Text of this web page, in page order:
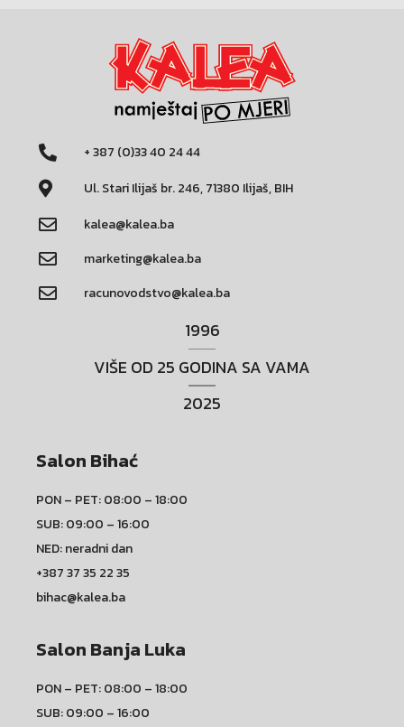
+ 387 (0)33 40 24 44
Ul. Stari Ilijaš br. 246, 71380 Ilijaš, BIH
kalea@kalea.ba
marketing@kalea.ba
racunovodstvo@kalea.ba
1996
VIŠE OD 25 GODINA SA VAMA
2025
Salon Bihać
PON – PET: 08:00 – 18:00
SUB: 09:00 – 16:00
NED: neradni dan
+387 37 35 22 35
bihac@kalea.ba
Salon Banja Luka
PON – PET: 08:00 – 18:00
SUB: 09:00 – 16:00